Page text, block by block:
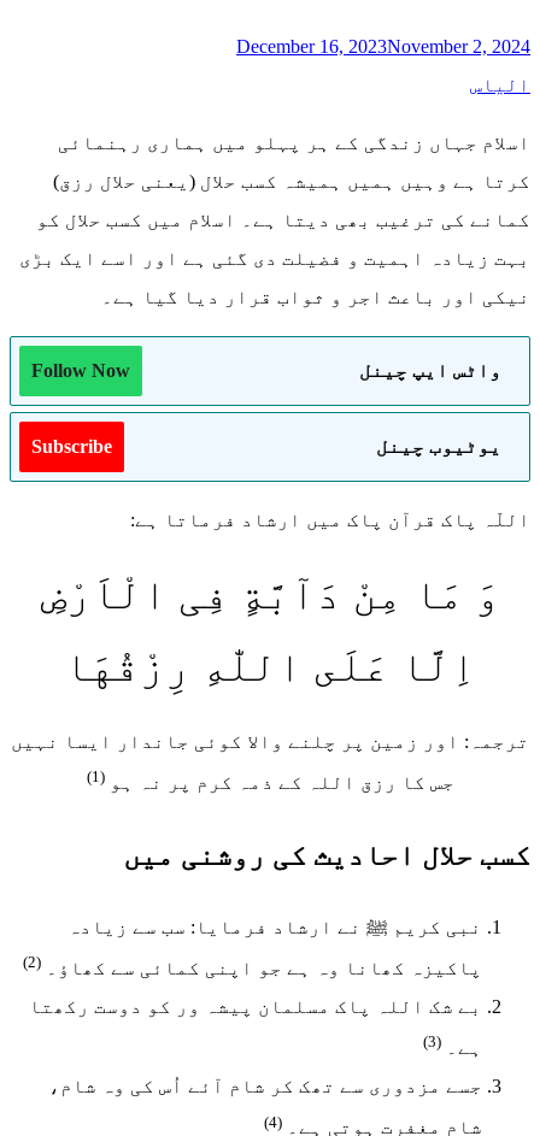
December 16, 2023November 2, 2024
الیاس
اسلام جہاں زندگی کے ہر پہلو میں ہماری رہنمائی
کرتا ہے وہیں ہمیں ہمیشہ کسب حلال (یعنی حلال رزق)
کمانے کی ترغیب بھی دیتا ہے۔ اسلام میں کسب حلال کو
بہت زیادہ اہمیت و فضیلت دی گئی ہے اور اسے ایک بڑی
نیکی اور باعث اجر و ثواب قرار دیا گیا ہے۔
واٹس ایپ چینل Follow Now
یوٹیوب چینل Subscribe
اللّہ پاک قرآن پاک میں ارشاد فرماتا ہے:
وَ مَا مِنْ دَآبَّةٍ فِی الْاَرْضِ
اِلَّا عَلَى اللّٰهِ رِزْقُهَا
ترجمہ: اور زمین پر چلنے والا کوئی جاندار ایسا نہیں
جس کا رزق اللہ کے ذمہ کرم پر نہ ہو(1)
کسب حلال احادیث کی روشنی میں
نبی کریم ﷺ نے ارشاد فرمایا: سب سے زیادہ
پاکیزہ کھانا وہ ہے جو اپنی کمائی سے کھاؤ۔ (2)
بے شک اللہ پاک مسلمان پیشہ ور کو دوست رکھتا
ہے۔ (3)
جسے مزدوری سے تھک کر شام آئے اُس کی وہ شام،
شام مغفرت ہوتی ہے۔ (4)